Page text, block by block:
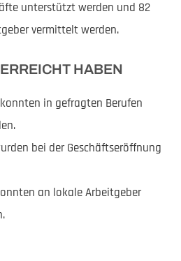
unterstützt werden und 82
vermittelt werden.
HABEN
in gefragten Berufen
bei der Geschäftseröffnung
an lokale Arbeitgeber